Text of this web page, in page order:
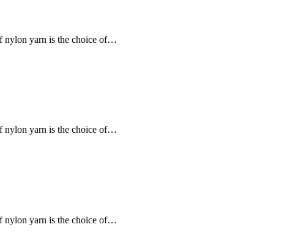
nylon yarn is the choice of…
nylon yarn is the choice of…
nylon yarn is the choice of…